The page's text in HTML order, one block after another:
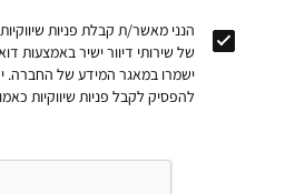
הנני מאשר/ת קבלת פניות
ישמרו במאגר המידע של החברה.
להפסיק לקבל פניות שיווקיות